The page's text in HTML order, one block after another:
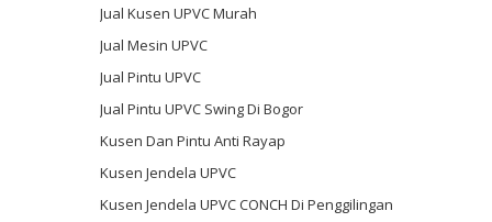
Jual Kusen UPVC Murah
Jual Mesin UPVC
Jual Pintu UPVC
Jual Pintu UPVC Swing Di Bogor
Kusen Dan Pintu Anti Rayap
Kusen Jendela UPVC
Kusen Jendela UPVC CONCH Di Penggilingan